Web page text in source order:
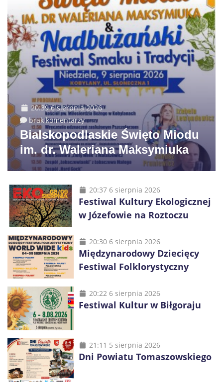
20:39 6 sierpnia 2026
brak komentarzy
Bialskopodlaskie Święto Miodu
im. dr. Waleriana Maksymiuka
20:37 6 sierpnia 2026
Festiwal Kultury Ekologicznej
w Józefowie na Roztoczu
20:30 6 sierpnia 2026
Międzynarodowy Dziecięcy
Festiwal Folklorystyczny
20:22 6 sierpnia 2026
Festiwal Kultur w Biłgoraju
21:11 5 sierpnia 2026
Dni Powiatu Tomaszowskiego